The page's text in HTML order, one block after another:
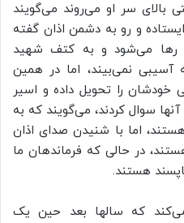
بالای سر او می‌روند می‌گویند
و رو به دشمن اذان گفته
می‌شود و به کتف شهید
آسیبی نمی‌بیند، اما در همین
که ۱۸ نفر عراقی خودشان را تحویل داده و اسیر
سوال کردند، می‌گویند که به
اما با شنیدن صدای اذان
در حالی که فرماندهان ما
هستند.
که سالها بعد حین یک